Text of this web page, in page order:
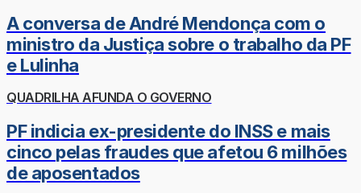
A conversa de André Mendonça com o
ministro da Justiça sobre o trabalho da PF
e Lulinha
QUADRILHA AFUNDA O GOVERNO
PF indicia ex-presidente do INSS e mais
cinco pelas fraudes que afetou 6 milhões
de aposentados